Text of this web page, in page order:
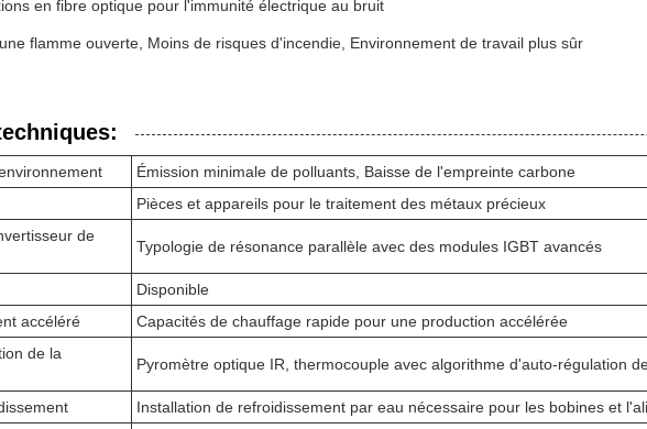
en fibre optique pour l'immunité électrique au bruit
flamme ouverte, Moins de risques d'incendie, Environnement de travail plus sûr
Émission minimale de polluants, Baisse de l'empreinte carbone
Pièces et appareils pour le traitement des métaux précieux
de
Typologie de résonance parallèle avec des modules IGBT avancés
Disponible
accéléré
Capacités de chauffage rapide pour une production accélérée
de la
Pyromètre optique IR, thermocouple avec algorithme d'auto-régulation
Installation de refroidissement par eau nécessaire pour les bobines et